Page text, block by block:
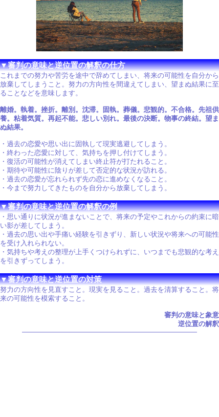
▼審判の意味と逆位置の解釈の仕方
これまでの努力や苦労を途中で辞めてしまい、将来の可能性を自分から
放棄してしまうこと。努力の方向性を間違えてしまい、望まぬ結果に至
ることなどを意味します。
離婚。執着。挫折。離別。沈滞。固執。葬儀。悲観的。不合格。先祖供
養。粘着気質。再起不能。悲しい別れ。最後の決断。物事の終結。望ま
ぬ結果。
・過去の恋愛や思い出に固執して現実逃避してしまう。
・終わった恋愛に対して、気持ちを押し付けてしまう。
・復活の可能性が消えてしまい終止符が打たれること。
・期待や可能性に陰りが差して否定的な状況が訪れる。
・過去の恋愛が忘れられず先の恋に進めなくなること。
・今まで努力してきたものを自分から放棄してしまう。
▼審判の意味と逆位置の解釈の例
・思い通りに状況が進まないことで、将来の予定やこれからの約束に暗
い影が差してしまう。
・過去の思い出や手痛い経験を引きずり、新しい状況や将来への可能性
を受け入れられない。
・気持ちや考えの整理が上手くつけられずに、いつまでも悲観的な考え
を引きずってしまう。
▼審判の意味と逆位置の対策
努力の方向性を見直すこと。現実を見ること。過去を清算すること。将
来の可能性を模索すること。
審判の意味と象意
逆位置の解釈